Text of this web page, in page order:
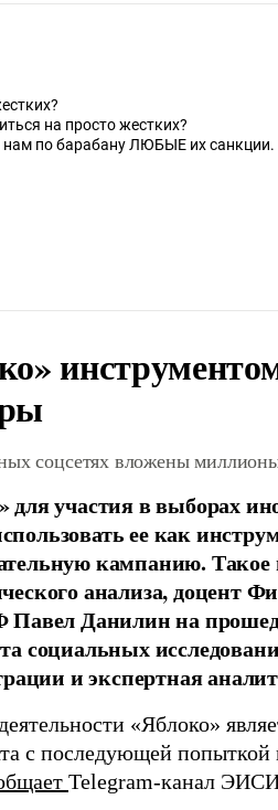
на просто жестких?
нам по барабану ЛЮБЫЕ их санкции.
соцсетях вложены
для участия в выборах
ее как
кампанию.
анализа, доцент
Павел Данилин на
социальных
и экспертная
«Яблоко»
с последующей попыткой
Telegram-канал